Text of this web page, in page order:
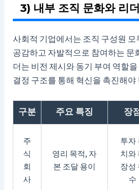
3) 내부 조직 문화와 리
사회적 기업에서는 조직 구성원 모
공감하고 자발적으로 참여하는 문
더는 비전 제시와 동기 부여 역할
결정 구조를 통해 혁신을 촉진해야
구분 주요 특징 장
주
식
회
사
영리 목적, 자
본 조달 용이
투자
치와
장성
수